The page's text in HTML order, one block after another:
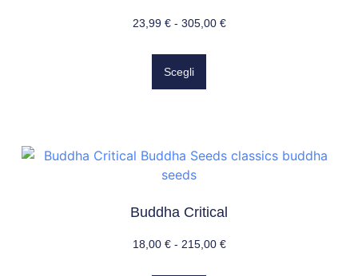
23,99 € - 305,00 €
Scegli
Buddha Critical
18,00 € - 215,00 €